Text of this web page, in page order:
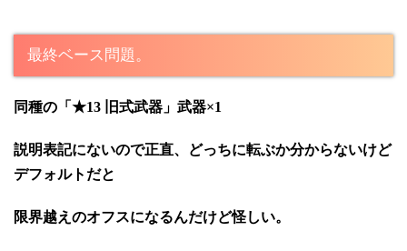
最終ベース問題。
同種の「★13 旧式武器」武器×1
説明表記にないので正直、どっちに転ぶか分からないけど
デフォルトだと
限界越えのオフスになるんだけど怪しい。